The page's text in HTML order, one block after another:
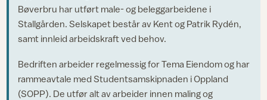
Bøverbru har utført male- og beleggarbeidene i
Stallgården. Selskapet består av Kent og Patrik Rydén,
samt innleid arbeidskraft ved behov.
Bedriften arbeider regelmessig for Tema Eiendom og har
rammeavtale med Studentsamskipnaden i Oppland
(SOPP). De utfør alt av arbeider innen maling og